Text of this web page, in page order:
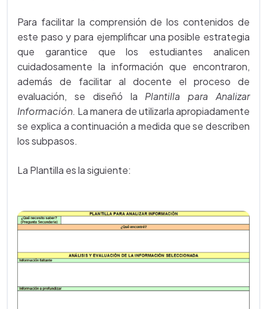
Para facilitar la comprensión de los contenidos de
este paso y para ejemplificar una posible estrategia
que garantice que los estudiantes analicen
cuidadosamente la información que encontraron,
además de facilitar al docente el proceso de
evaluación, se diseñó la Plantilla para Analizar
Información. La manera de utilizarla apropiadamente
se explica a continuación a medida que se describen
los subpasos.
La Plantilla es la siguiente: